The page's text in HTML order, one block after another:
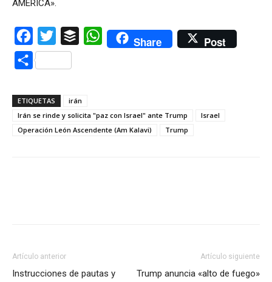
AMÉRICA».
Facebook
Twitter Buffer WhatsAppShare Post
Compartir
ETIQUETAS
irán
Irán se rinde y solicita "paz con Israel" ante Trump
Israel
Operación León Ascendente (Am Kalavi)
Trump
Artículo anterior
Instrucciones de pautas y
Artículo siguiente
Trump anuncia «alto de fuego»